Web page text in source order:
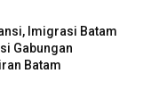
Imigrasi Batam
Gabungan
Batam